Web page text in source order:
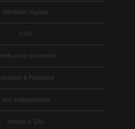
Mentions légales
CGV
de conformité
& Paiement
Nos engagements
Hotline & SAV